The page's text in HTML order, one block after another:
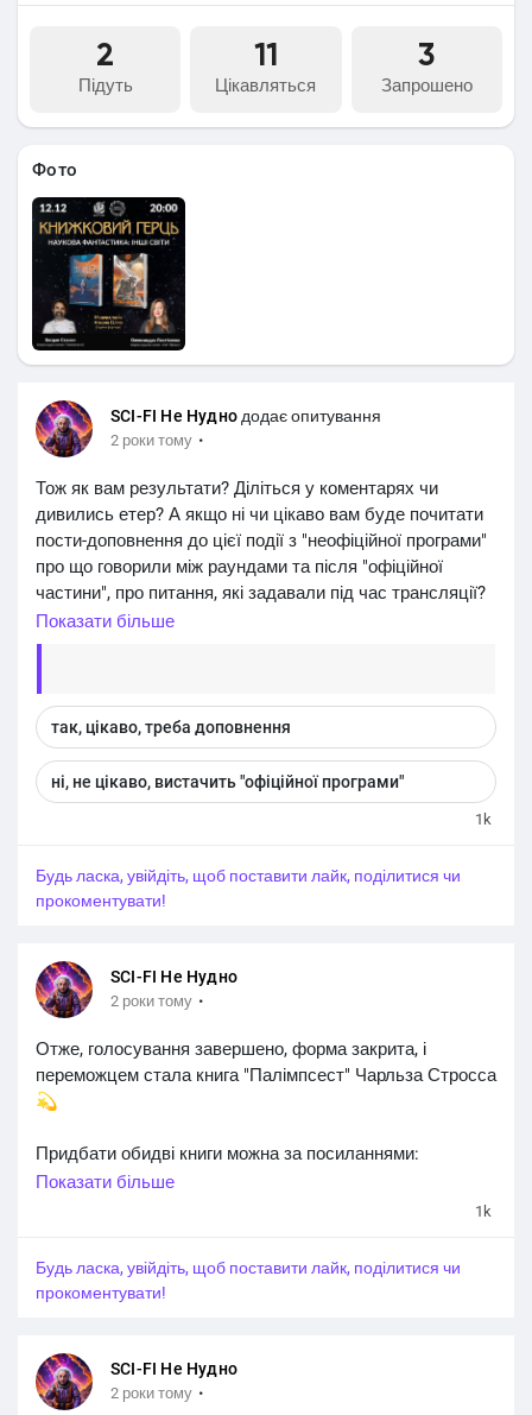
2
Підуть
11
Цікавляться
3
Запрошено
Фото
SCI-FI Не Нудно додає опитування
2 роки тому ·
Тож як вам результати? Діліться у коментарях чи
дивились етер? А якщо ні чи цікаво вам буде почитати
пости-доповнення до цієї події з "неофіційної програми"
про що говорили між раундами та після "офіційної
частини", про питання, які задавали під час трансляції?
#sci_fi_не_нудно
Показати більше
так, цікаво, треба доповнення
ні, не цікаво, вистачить "офіційної програми"
1k
Будь ласка, увійдіть, щоб поставити лайк, поділитися чи
прокоментувати!
SCI-FI Не Нудно
2 роки тому ·
Отже, голосування завершено, форма закрита, і
переможцем стала книга "Палімпсест" Чарльза Стросса
💫
Придбати обидві книги можна за посиланнями:
"Світ Ярека" -
https://readeat.com/product/126981-svit-
#sci_fi_не_нудно
Показати більше
1k
Будь ласка, увійдіть, щоб поставити лайк, поділитися чи
прокоментувати!
SCI-FI Не Нудно
2 роки тому ·